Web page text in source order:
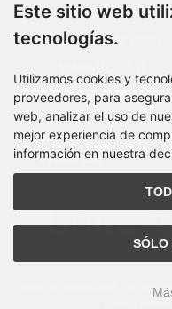
Costos de envío
Métodos de pago
Mapa del sitio
PARTNER
Todos los precios incl. IVA más
Este sitio web
tecnologías.
Utilizamos cookies y
proveedores, para
web, analizar el uso de
mejor experiencia de
información en nuestra
SÓLO